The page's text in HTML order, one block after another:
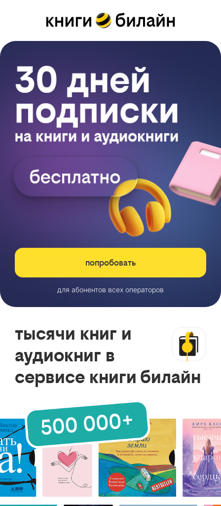
попробовать
для абонентов всех операторов
тысячи книг и
аудиокниг в
сервисе книги билайн